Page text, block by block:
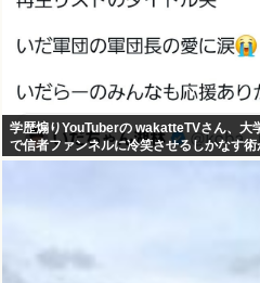
学歴煽りYouTuberの wakatteTVさん、大
で信者ファンネルに冷笑させるしかなす術